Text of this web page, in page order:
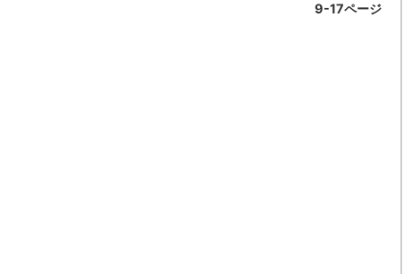
9-17ページ